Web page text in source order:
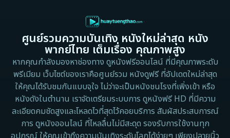
ศูนย์รวมความบันเทิง หนังใหม่ล่าสุด หนัง
พากย์ไทย เต็มเรื่อง คุณภาพสูง
หากคุณกำลังมองหาช่องทาง ดูหนังฟรีออนไลน์ ที่มีคุณภาพระดับ
พรีเมียม เว็บไซต์ของเราคือศูนย์รวม หนังดูฟรี ที่อัปเดตใหม่ล่าสุด
ให้คุณได้รับชมกันแบบจุใจ ไม่ว่าจะเป็นหนังชนโรงที่เพิ่งเข้า หรือ
หนังดังในตำนาน เราจัดเตรียมระบบการ ดูหนังฟรี HD ที่มีความ
ละเอียดคมชัดสูงและโหลดไวที่สุดไว้คอยบริการ สัมผัสประสบการณ์
การ ดูหนังออนไลน์ ที่ไหลลื่นไม่มีสะดุด รองรับการใช้งานทุก